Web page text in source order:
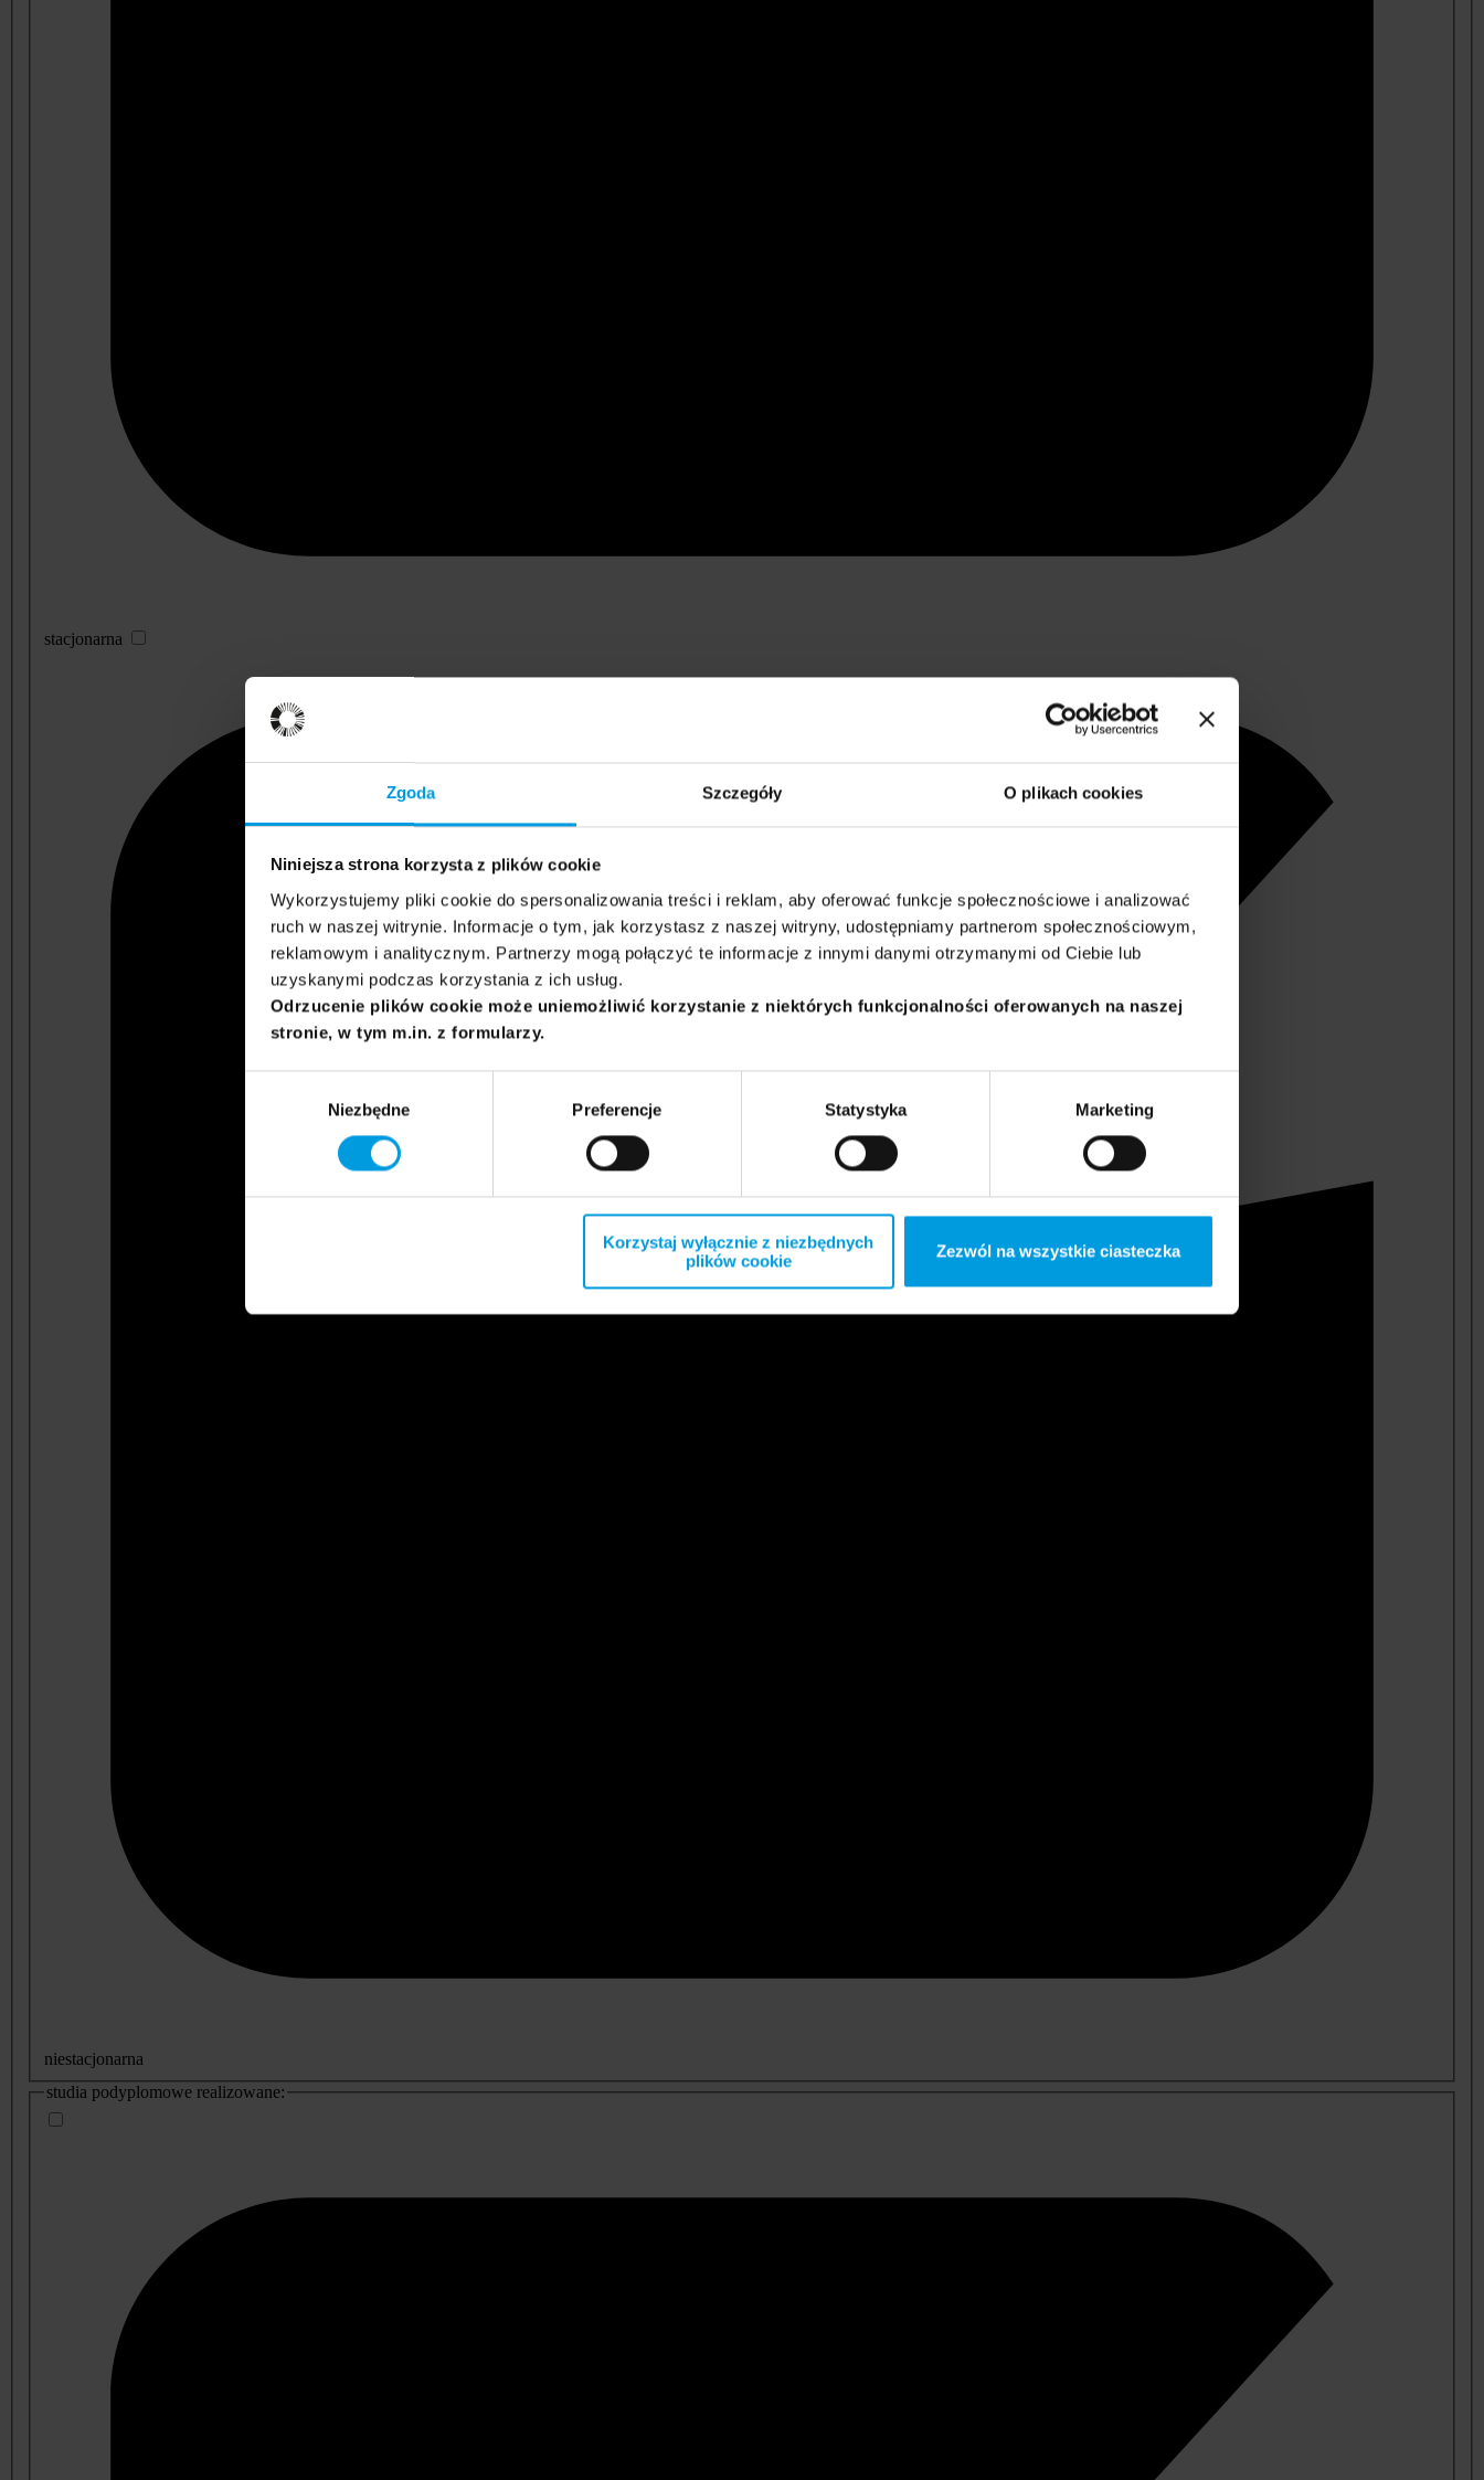
Zgoda Szczegóły O plikach cookies
Niniejsza strona korzysta z plików cookie
Wykorzystujemy pliki cookie do spersonalizowania treści i reklam, aby oferować funkcje społecznościowe i analizować
ruch w naszej witrynie. Informacje o tym, jak korzystasz z naszej witryny, udostępniamy partnerom społecznościowym,
reklamowym i analitycznym. Partnerzy mogą połączyć te informacje z innymi danymi otrzymanymi od Ciebie lub
uzyskanymi podczas korzystania z ich usług.
Odrzucenie plików cookie może uniemożliwić korzystanie z niektórych funkcjonalności oferowanych na naszej
stronie, w tym m.in. z formularzy.
Niezbędne Preferencje Statystyka Marketing
Korzystaj wyłącznie z niezbędnych
plików cookie
Zezwól na wszystkie ciasteczka
stacjonarna
niestacjonarna
studia podyplomowe realizowane: